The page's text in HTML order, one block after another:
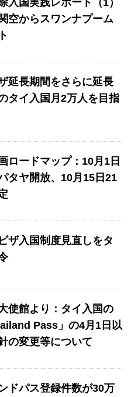
入国実践レポート（1）
空からスワンナプーム
延長期間をさらに延長
タイ入国月2万人を目指
ロードマップ：10月1日
タヤ開放、10月15日21
ザ入国制度見直しをタ
使館より：タイ入国の
Pass」の4月1日以
の変更等について
ドパス登録件数が30万